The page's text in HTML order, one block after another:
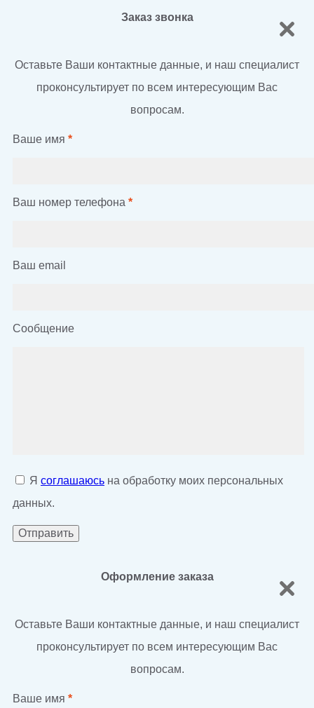
Заказ звонка
Оставьте Ваши контактные данные, и наш специалист
проконсультирует по всем интересующим Вас
вопросам.
Ваше имя *
Ваш номер телефона *
Ваш email
Сообщение
Я соглашаюсь на обработку моих персональных
данных.
Оформление заказа
Оставьте Ваши контактные данные, и наш специалист
проконсультирует по всем интересующим Вас
вопросам.
Ваше имя *